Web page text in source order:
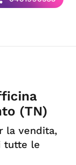
(TN)
la vendita,
tutte le